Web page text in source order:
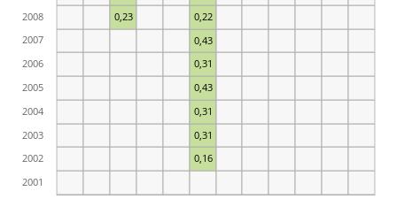
0,16
0,31
0,31
0,43
0,31
0,43
0,23 0,22
2001
2002
2003
2004
2005
2006
2007
2008